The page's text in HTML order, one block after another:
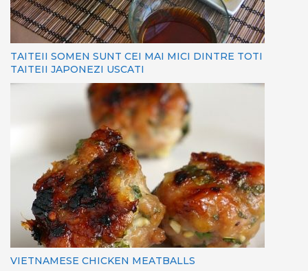
TAITEII SOMEN SUNT CEI MAI MICI DINTRE TOTI
TAITEII JAPONEZI USCATI
VIETNAMESE CHICKEN MEATBALLS